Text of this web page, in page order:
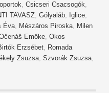
, Csicseri Csacsogók,
TAVASZ, Gólyaláb, Iglice,
Éva, Mészáros Piroska, Milen
Emőke, Okos
Erzsébet, Romada
Zsuzsa, Szvorák Zsuzsa,